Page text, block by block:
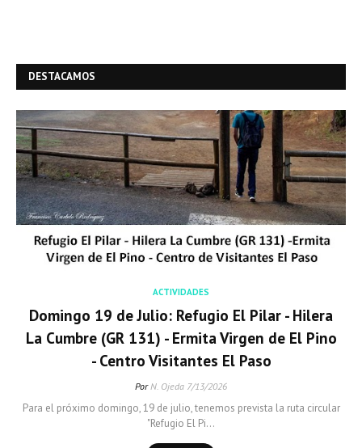
DESTACAMOS
ACTIVIDADES
Domingo 19 de Julio: Refugio El Pilar - Hilera
La Cumbre (GR 131) - Ermita Virgen de El Pino
- Centro Visitantes El Paso
Por N. Ojeda 7/13/2026
Para el próximo domingo, 19 de julio, tenemos prevista la ruta circular
"Refugio El Pi…